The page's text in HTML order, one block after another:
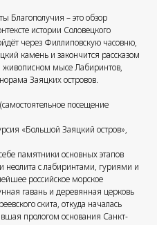
Благополучия – это обзор
истории Соловецкого
через Филлиповскую часовню,
камень и закончится рассказом
живописном мысе Лабиринтов,
Заяцких островов.
посещение
«Большой Заяцкий остров»,
памятники основных этапов
неолита с лабиринтами, гуриями и
российское морское
гавань и деревянная церковь
скита, откуда началась
прологом основания Санкт-